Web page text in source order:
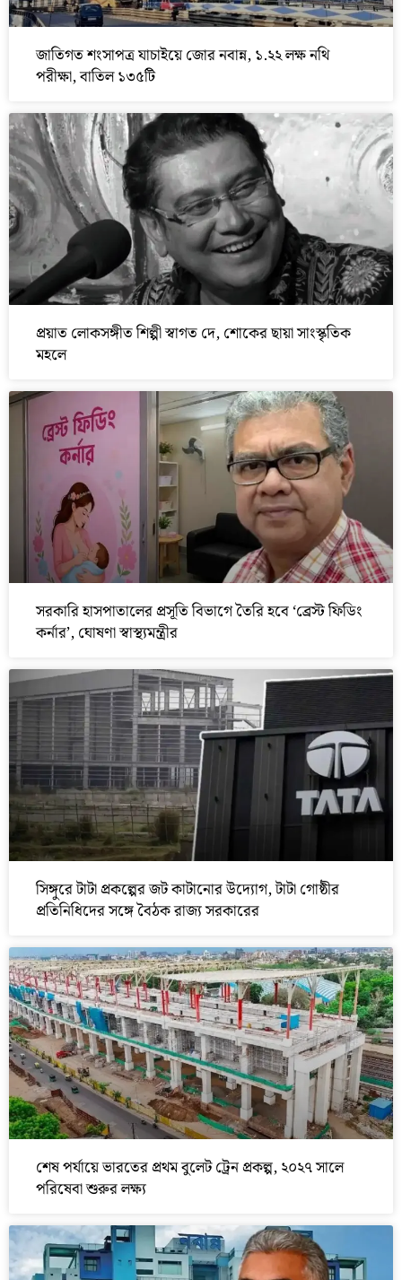
জাতিগত শংসাপত্র যাচাইয়ে জোর নবান্ন, ১.২২ লক্ষ নথি
পরীক্ষা, বাতিল ১৩৫টি
প্রয়াত লোকসঙ্গীত শিল্পী স্বাগত দে, শোকের ছায়া সাংস্কৃতিক
মহলে
সরকারি হাসপাতালের প্রসূতি বিভাগে তৈরি হবে ‘ব্রেস্ট ফিডিং
কর্নার’, ঘোষণা স্বাস্থ্যমন্ত্রীর
সিঙ্গুরে টাটা প্রকল্পের জট কাটানোর উদ্যোগ, টাটা গোষ্ঠীর
প্রতিনিধিদের সঙ্গে বৈঠক রাজ্য সরকারের
শেষ পর্যায়ে ভারতের প্রথম বুলেট ট্রেন প্রকল্প, ২০২৭ সালে
পরিষেবা শুরুর লক্ষ্য